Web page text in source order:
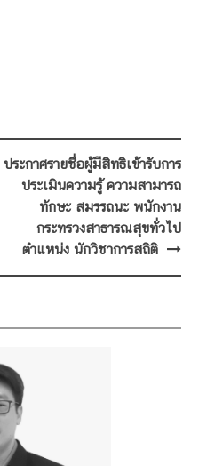
ประกาศรายชื่อผู้มีสิทธิเข้ารับการ
ประเมินความรู้ ความสามารถ
ทักษะ สมรรถนะ พนักงาน
กระทรวงสาธารณสุขทั่วไป
ตำแหน่ง นักวิชาการสถิติ